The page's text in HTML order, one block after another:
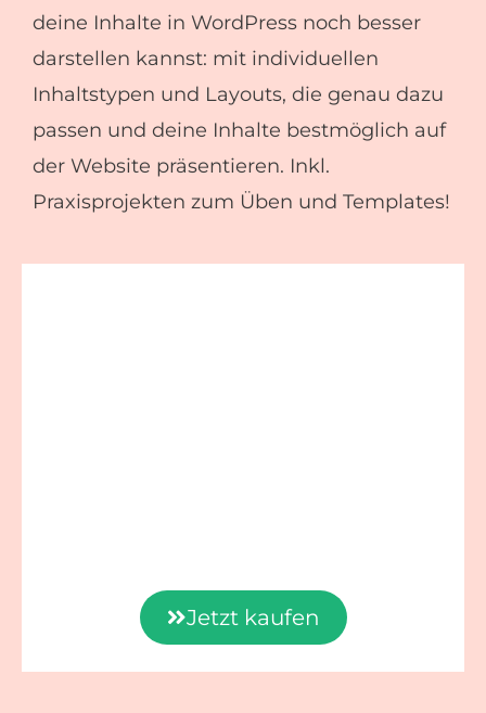
deine Inhalte in WordPress noch besser
darstellen kannst: mit individuellen
Inhaltstypen und Layouts, die genau dazu
passen und deine Inhalte bestmöglich auf
der Website präsentieren. Inkl.
Praxisprojekten zum Üben und Templates!
Jetzt kaufen